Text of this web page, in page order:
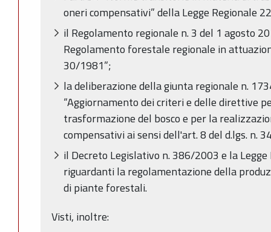
oneri compensativi” della Legge Regionale
il Regolamento regionale n. 3 del 1 agosto
Regolamento forestale regionale in
30/1981”;
la deliberazione della giunta regionale n.
“Aggiornamento dei criteri e delle direttive
trasformazione del bosco e per la
compensativi ai sensi dell'art. 8 del d.lgs. n.
il Decreto Legislativo n. 386/2003 e la
riguardanti la regolamentazione della
di piante forestali.
Visti, inoltre: